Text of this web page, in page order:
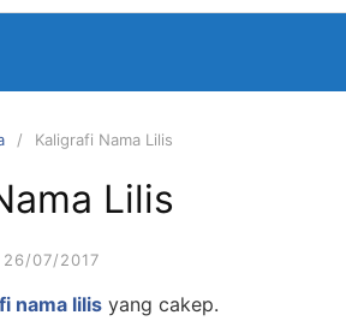
Kaligrafi Nama Lilis
Lilis
26/07/2017
nama lilis yang cakep.